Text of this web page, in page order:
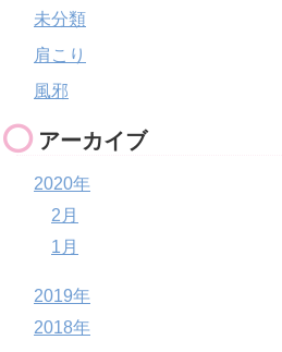
未分類
肩こり
風邪
アーカイブ
2020年
2月
1月
2019年
2018年